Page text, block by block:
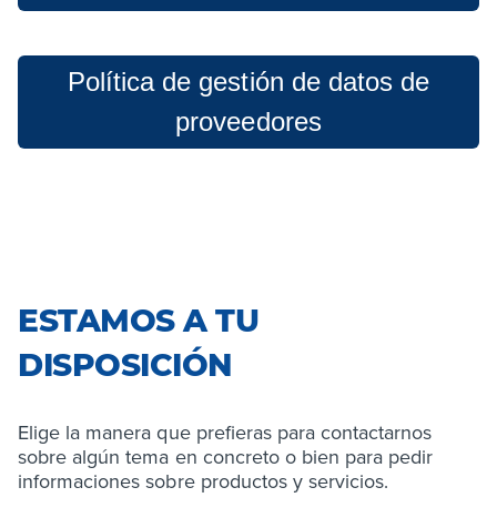
Política de gestión de datos de
proveedores
ESTAMOS A TU
DISPOSICIÓN
Elige la manera que prefieras para contactarnos
sobre algún tema en concreto o bien para pedir
informaciones sobre productos y servicios.